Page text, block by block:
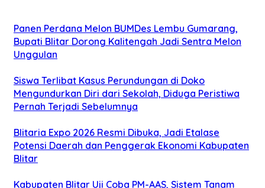
Panen Perdana Melon BUMDes Lembu Gumarang,
Bupati Blitar Dorong Kalitengah Jadi Sentra Melon
Unggulan
Siswa Terlibat Kasus Perundungan di Doko
Mengundurkan Diri dari Sekolah, Diduga Peristiwa
Pernah Terjadi Sebelumnya
Blitaria Expo 2026 Resmi Dibuka, Jadi Etalase
Potensi Daerah dan Penggerak Ekonomi Kabupaten
Blitar
Kabupaten Blitar Uji Coba PM-AAS, Sistem Tanam